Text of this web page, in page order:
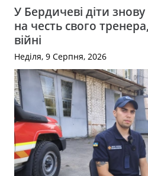
У Бердичеві діти знову
на честь свого
війні
Неділя, 9 Серпня, 2026